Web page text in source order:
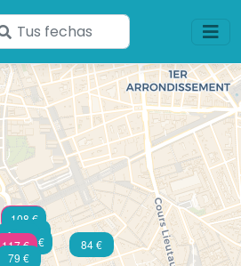
Ingresa
tus
fechas
117 €
147 €
84 €
93 €
103 €
79 €
93 €
108 €